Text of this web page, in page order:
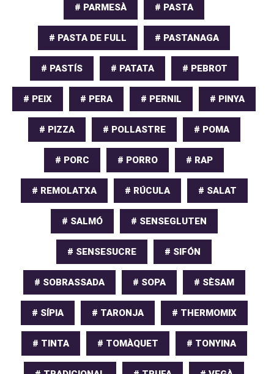
# PARMESÀ # PASTA
# PASTA DE FULL # PASTANAGA
# PASTÍS # PATATA # PEBROT
# PEIX # PERA # PERNIL # PINYA
# PIZZA # POLLASTRE # POMA
# PORC # PORRO # RAP
# REMOLATXA # RÚCULA # SALAT
# SALMÓ # SENSEGLUTEN
# SENSESUCRE # SIFÓN
# SOBRASSADA # SOPA # SÈSAM
# SÍPIA # TARONJA # THERMOMIX
# TINTA # TOMÀQUET # TONYINA